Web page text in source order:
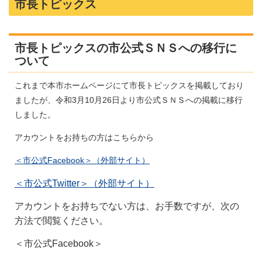
市長トピックス
市長トピックスの市公式ＳＮＳへの移行に
ついて
これまで本市ホームページにて市長トピックスを掲載しており
ましたが、令和3月10月26日より市公式ＳＮＳへの掲載に移行
しました。
アカウントをお持ちの方はこちらから
＜市公式Facebook＞（外部サイト）
＜市公式Twitter＞（外部サイト）
アカウントをお持ちでない方は、お手数ですが、次の
方法で閲覧ください。
＜市公式Facebook＞